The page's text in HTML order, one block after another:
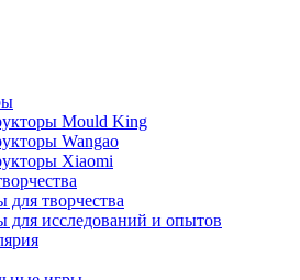
Mould King
Wangao
Xiaomi
для творчества
для исследований и опытов